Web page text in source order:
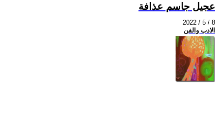
عجيل جاسم عذافة
2022 / 5 / 8
الادب والفن